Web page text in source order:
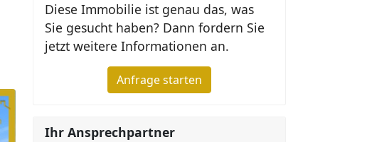
Diese Immobilie ist genau das, was
Sie gesucht haben? Dann fordern Sie
jetzt weitere Informationen an.
Anfrage starten
Ihr Ansprechpartner